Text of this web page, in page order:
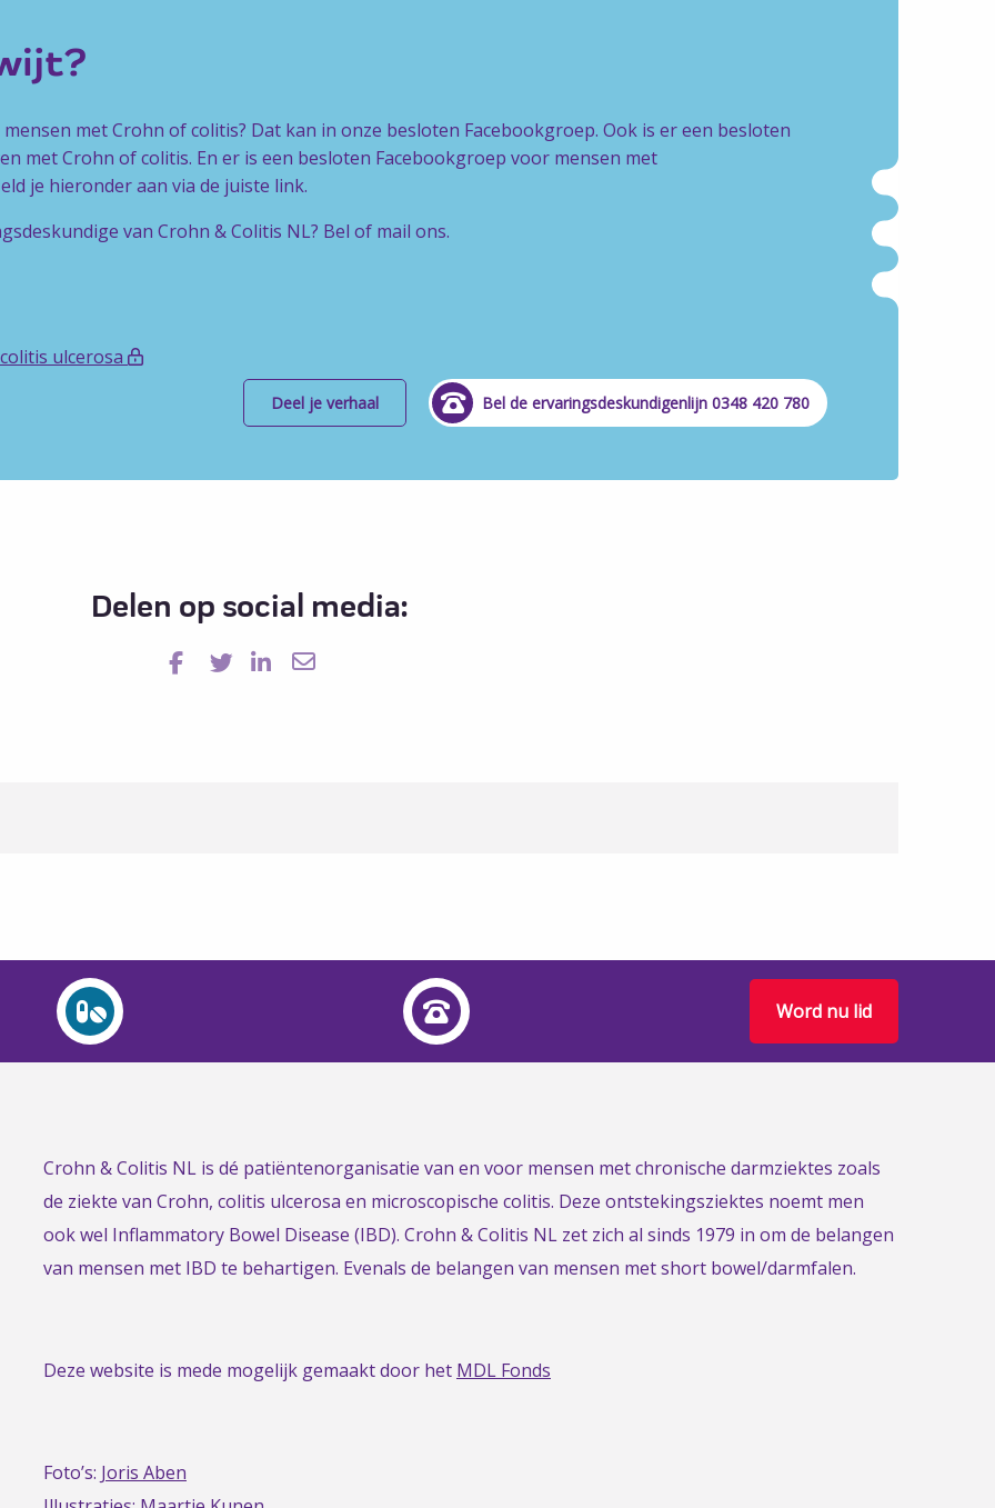
met Crohn of colitis? Dat kan in onze besloten Facebookgroep. Ook is er een besloten
met Crohn of colitis. En er is een besloten Facebookgroep voor mensen met
je hieronder aan via de juiste link.
van Crohn & Colitis NL? Bel of mail ons.
ulcerosa
Deel je verhaal Bel de ervaringsdeskundigenlijn 0348 420 780
Delen op social media:
Word nu lid
Link
homepage
Crohn & Colitis NL is dé patiëntenorganisatie van en voor mensen met chronische darmziektes zoals
de ziekte van Crohn, colitis ulcerosa en microscopische colitis. Deze ontstekingsziektes noemt men
ook wel Inflammatory Bowel Disease (IBD). Crohn & Colitis NL zet zich al sinds 1979 in om de belangen
van mensen met IBD te behartigen. Evenals de belangen van mensen met short bowel/darmfalen.
Deze website is mede mogelijk gemaakt door het MDL Fonds
Foto’s: Joris Aben